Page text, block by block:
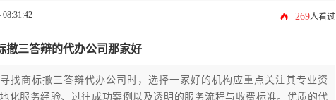
08:31:42 269人看过
撤三答辩的代办公司那家好
找商标撤三答辩代办公司时，选择一家好的机构应重点关注其专业资
化服务经验、过往成功案例以及透明的服务流程与收费标准。优质的代